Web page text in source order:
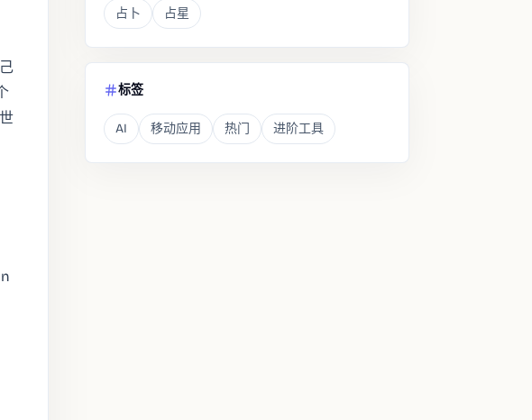
占卜 占星
标签
AI 移动应用 热门 进阶工具